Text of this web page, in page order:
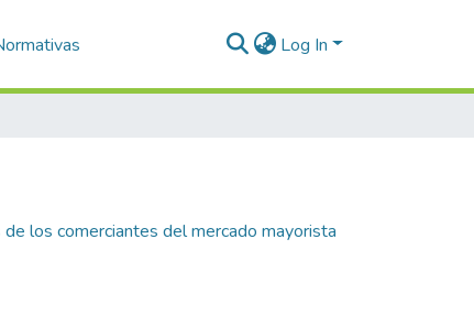
Log In
los comerciantes del mercado mayorista